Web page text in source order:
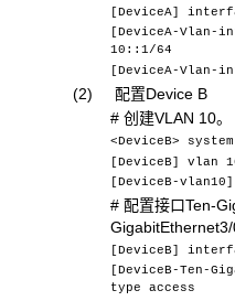
[DeviceA]
[DeviceA-Vlan-
10::1/64
[DeviceA-Vlan-
(2) 配置Device B
# 创建VLAN 10。
<DeviceB>
[DeviceB] vlan
[DeviceB-
# 配置接口Ten-
GigabitEthernet3/
[DeviceB]
[DeviceB-Ten-
type access